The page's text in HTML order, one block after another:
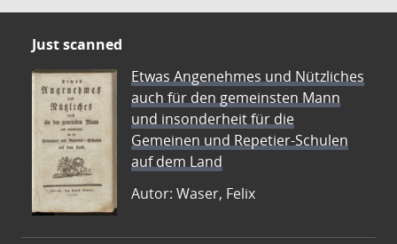
Just scanned
Etwas Angenehmes und Nützliches
auch für den gemeinsten Mann
und insonderheit für die
Gemeinen und Repetier-Schulen
auf dem Land
Autor: Waser, Felix